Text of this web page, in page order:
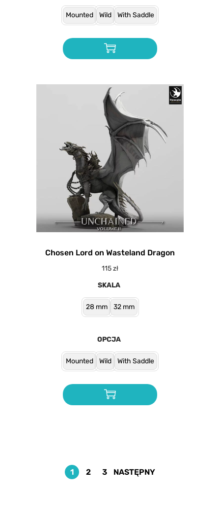
Mounted Wild With Saddle
Chosen Lord on Wasteland Dragon
115zł
SKALA
28 mm 32 mm
OPCJA
Mounted Wild With Saddle
1 2 3 NASTĘPNY